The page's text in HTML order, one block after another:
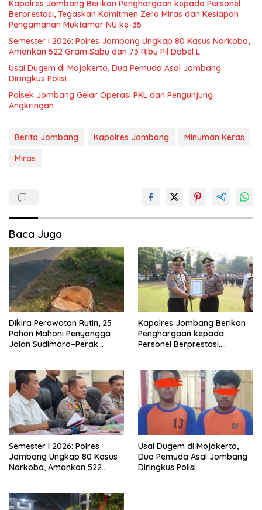
Kapolres Jombang Berikan Penghargaan kepada Personel
Berprestasi, Tegaskan Komitmen Zero Miras dan Kesiapan
Pengamanan Muktamar NU ke-35
Semester I 2026: Polres Jombang Ungkap 80 Kasus Narkoba,
Amankan 522 Gram Sabu dan 73 Ribu Pil Dobel L
Usai Dugem di Mojokerto, Dua Pemuda Asal Jombang
Diringkus Polisi
Polsek Jombang Gelar Operasi PKL dan Pengunjung
Angkringan
Berita Jombang Kapolres Jombang
Minuman Keras
Miras
Baca Juga
Dikira Perawatan Rutin, 25
Pohon Mahoni Penyangga
Jalan Sudimoro–Perak
Kapolres Jombang Berikan
Penghargaan kepada
Personel Berprestasi,
Pengamanan Muktamar NU
ke-35
Semester I 2026: Polres
Jombang Ungkap 80 Kasus
Narkoba, Amankan 522
Usai Dugem di Mojokerto,
Dua Pemuda Asal Jombang
Diringkus Polisi